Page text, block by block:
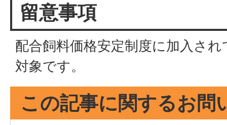
留意事項
配合飼料価格安定制度に加入さ
対象です。
この記事に関するお問